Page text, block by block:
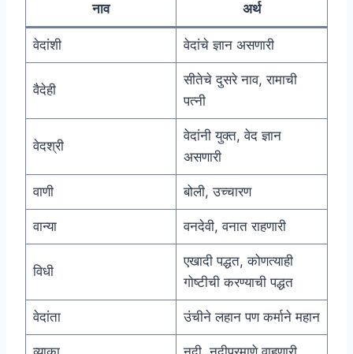
नाव अर्थ
वेदांशी वेदांचे ज्ञान असणारी
वैदेही
सीतेचे दुसरे नाव, रामाची
पत्नी
वेदश्री
वेदांनी युक्त, वेद ज्ञान
असणारी
वाणी बोली, उच्चारण
वान्या वनदेवी, वनात राहणारी
विधी
एखादी पद्धत, कोणत्याही
गोष्टीची करण्याची पद्धत
वेदांता उंचीने लहान पण कर्माने महान